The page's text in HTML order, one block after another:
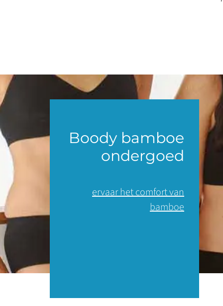
Boody bamboe
ondergoed
ervaar het comfort van
bamboe